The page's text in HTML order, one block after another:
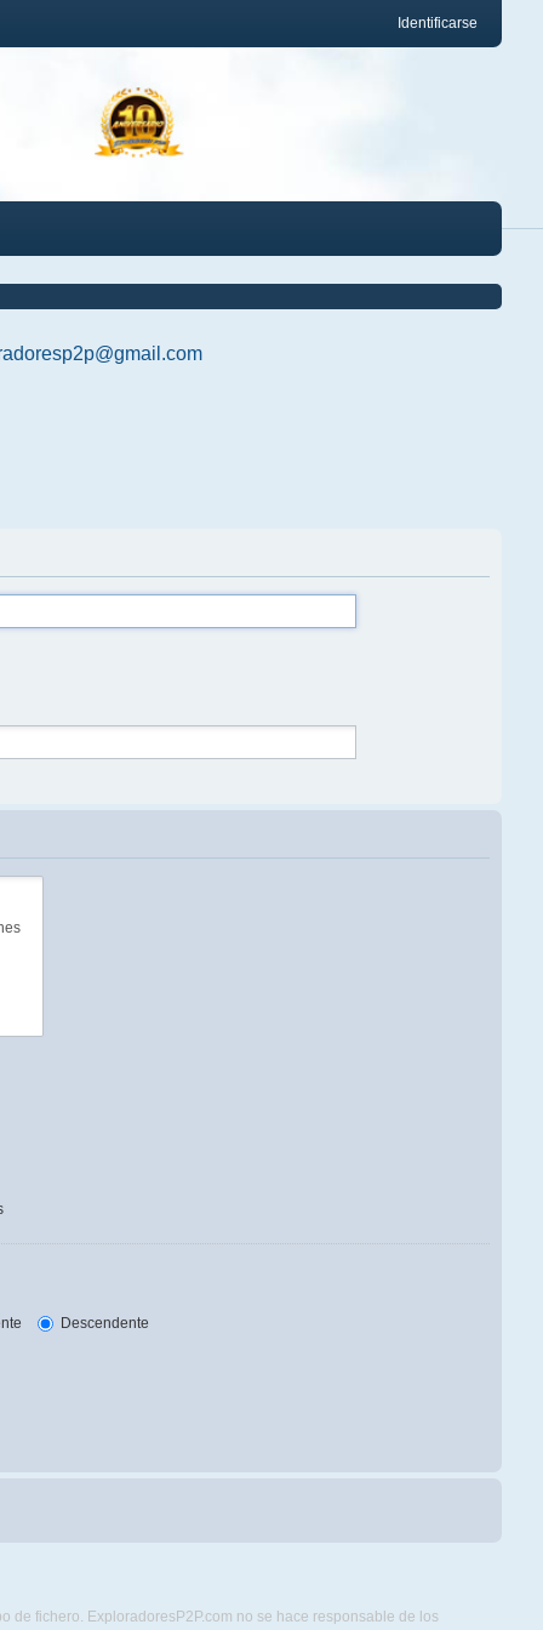
Identificarse
Descendente
de fichero. ExploradoresP2P.com no se hace responsable de los